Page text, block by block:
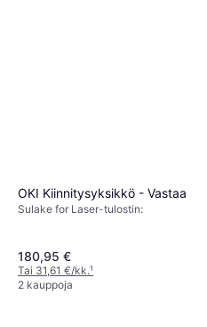
OKI Kiinnitysyksikkö - Vastaa
Sulake for Laser-tulostin:
180,95 €
Tai 31,61 €/kk.¹
2 kauppoja